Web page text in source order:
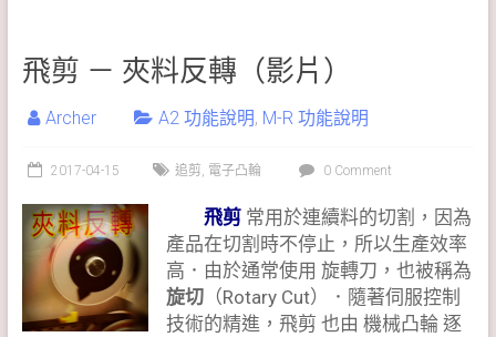
飛剪 － 夾料反轉（影片）
Archer A2 功能說明, M-R 功能說明
2017-04-15 追剪, 電子凸輪 0 Comment
飛剪 常用於連續料的切割，因為
產品在切割時不停止，所以生產效率
高．由於通常使用 旋轉刀，也被稱為
旋切 （Rotary Cut）．隨著伺服控制
技術的精進，飛剪 也由 機械凸輪 逐